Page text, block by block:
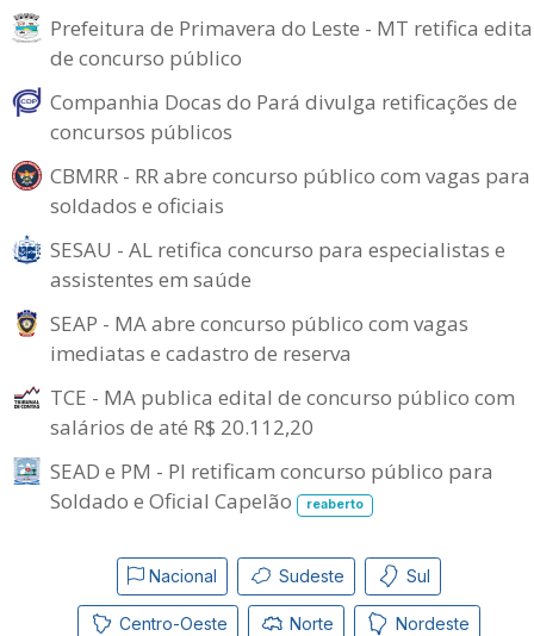
Prefeitura de Primavera do Leste - MT retifica
de concurso público
Companhia Docas do Pará divulga retificações de
concursos públicos
CBMRR - RR abre concurso público com vagas para
soldados e oficiais
SESAU - AL retifica concurso para especialistas e
assistentes em saúde
SEAP - MA abre concurso público com vagas
imediatas e cadastro de reserva
TCE - MA publica edital de concurso público com
salários de até R$ 20.112,20
SEAD e PM - PI retificam concurso público para
Soldado e Oficial Capelão
reaberto
Nacional Sudeste Sul
Centro-Oeste Norte Nordeste